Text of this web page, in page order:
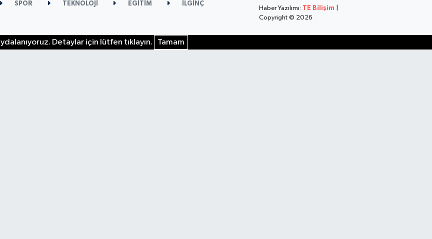
SPOR TEKNOLOJİ EĞİTİM
İLGİNÇ
Haber Yazılımı: TE Bilişim
Copyright © 2026
Detaylar için lütfen tıklayın. Tamam